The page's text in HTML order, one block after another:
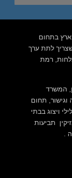
לתת ערך
רמת
תחום
בבתי
תביעות